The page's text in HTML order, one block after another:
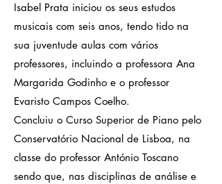
Isabel Prata iniciou os seus estudos
musicais com seis anos, tendo tido na
sua juventude aulas com vários
professores, incluindo a professora Ana
Margarida Godinho e o professor
Evaristo Campos Coelho.
Concluiu o Curso Superior de Piano pelo
Conservatório Nacional de Lisboa, na
classe do professor António Toscano
sendo que, nas disciplinas de análise e